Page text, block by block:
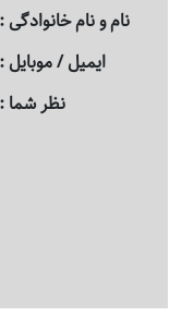
نام و نام خانوادگی
ایمیل / موبایل
نظر شما